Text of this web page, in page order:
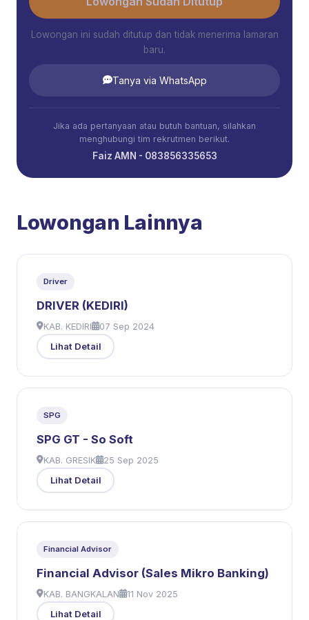
Lowongan ini sudah ditutup dan tidak menerima lamaran
baru.
Tanya via WhatsApp
Jika ada pertanyaan atau butuh bantuan, silahkan
menghubungi tim rekrutmen berikut.
Faiz AMN - 083856335653
Lowongan Lainnya
Driver
DRIVER (KEDIRI)
KAB. KEDIRI 07 Sep 2024
Lihat Detail
SPG
SPG GT - So Soft
KAB. GRESIK 25 Sep 2025
Lihat Detail
Financial Advisor
Financial Advisor (Sales Mikro Banking)
KAB. BANGKALAN 11 Nov 2025
Lihat Detail